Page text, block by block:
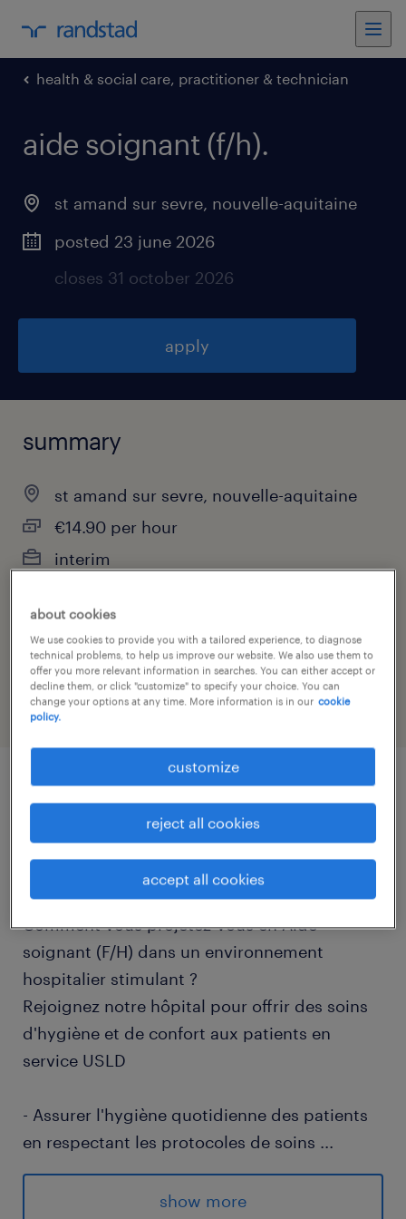
health & social care, practitioner & technician
aide soignant (f/h).
st amand sur sevre, nouvelle-aquitaine
posted 23 june 2026
closes 31 october 2026
apply
summary
st amand sur sevre, nouvelle-aquitaine
€14.90 per hour
interim
job category
health & social care, practitioner & technician
job details
descriptif du poste
Comment vous projetez-vous en Aide
soignant (F/H) dans un environnement
hospitalier stimulant ?
Rejoignez notre hôpital pour offrir des soins
d'hygiène et de confort aux patients en
service USLD
- Assurer l'hygiène quotidienne des patients
en respectant les protocoles de soins ...
- Accompagner les patients dans leurs gestes
de la vie quotidienne en garantissant leur
show more
about cookies
We use cookies to provide you with a tailored experience, to diagnose
technical problems, to help us improve our website. We also use them to
offer you more relevant information in searches. You can either accept or
decline them, or click "customize" to specify your choice. You can
change your options at any time. More information is in our cookie
policy.
customize
reject all cookies
accept all cookies